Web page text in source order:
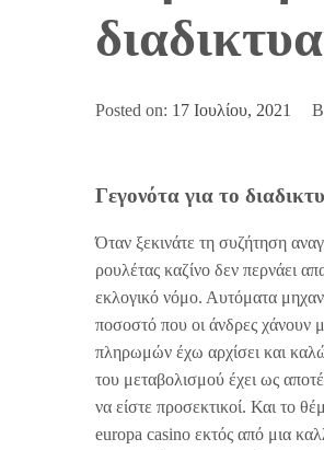
Posted on: 17 Ιουλίου, 2021
Γεγονότα για το
Όταν ξεκινάτε τη συζήτηση
ρουλέτας καζίνο δεν περνάει
εκλογικό νόμο. Αυτόματα
ποσοστό που οι άνδρες χάνουν
πληρωμών έχω αρχίσει και
του μεταβολισμού έχει ως
να είστε προσεκτικοί. Και το
europa casino εκτός από μια